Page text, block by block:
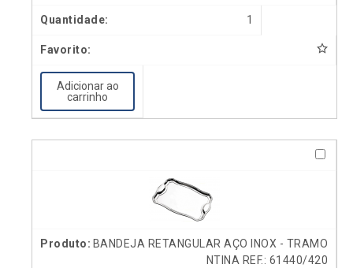
1
Adicionar ao
carrinho
BANDEJA RETANGULAR AÇO INOX - TRAMO
NTINA REF.: 61440/420